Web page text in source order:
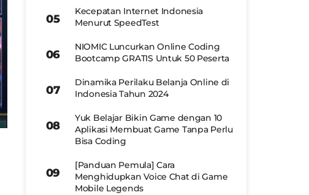
Kecepatan Internet Indonesia
Menurut SpeedTest
NIOMIC Luncurkan Online Coding
Bootcamp GRATIS Untuk 50 Peserta
Dinamika Perilaku Belanja Online di
Indonesia Tahun 2024
Yuk Belajar Bikin Game dengan 10
Aplikasi Membuat Game Tanpa Perlu
Bisa Coding
[Panduan Pemula] Cara
Menghidupkan Voice Chat di Game
Mobile Legends